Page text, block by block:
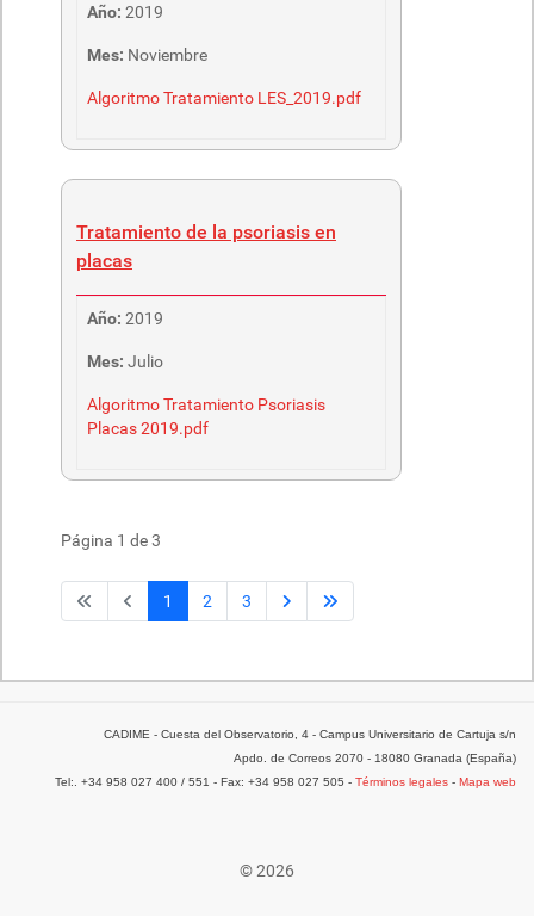
Año: 2019
Mes: Noviembre
Algoritmo Tratamiento LES_2019.pdf
Tratamiento de la psoriasis en
placas
Año: 2019
Mes: Julio
Algoritmo Tratamiento Psoriasis
Placas 2019.pdf
Página 1 de 3
1 2 3
CADIME - Cuesta del Observatorio, 4 - Campus Universitario de Cartuja s/n
Apdo. de Correos 2070 - 18080 Granada (España)
Tel:. +34 958 027 400 / 551 - Fax: +34 958 027 505 - Términos legales - Mapa web
© 2026